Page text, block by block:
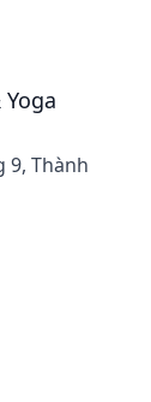
9, Thành